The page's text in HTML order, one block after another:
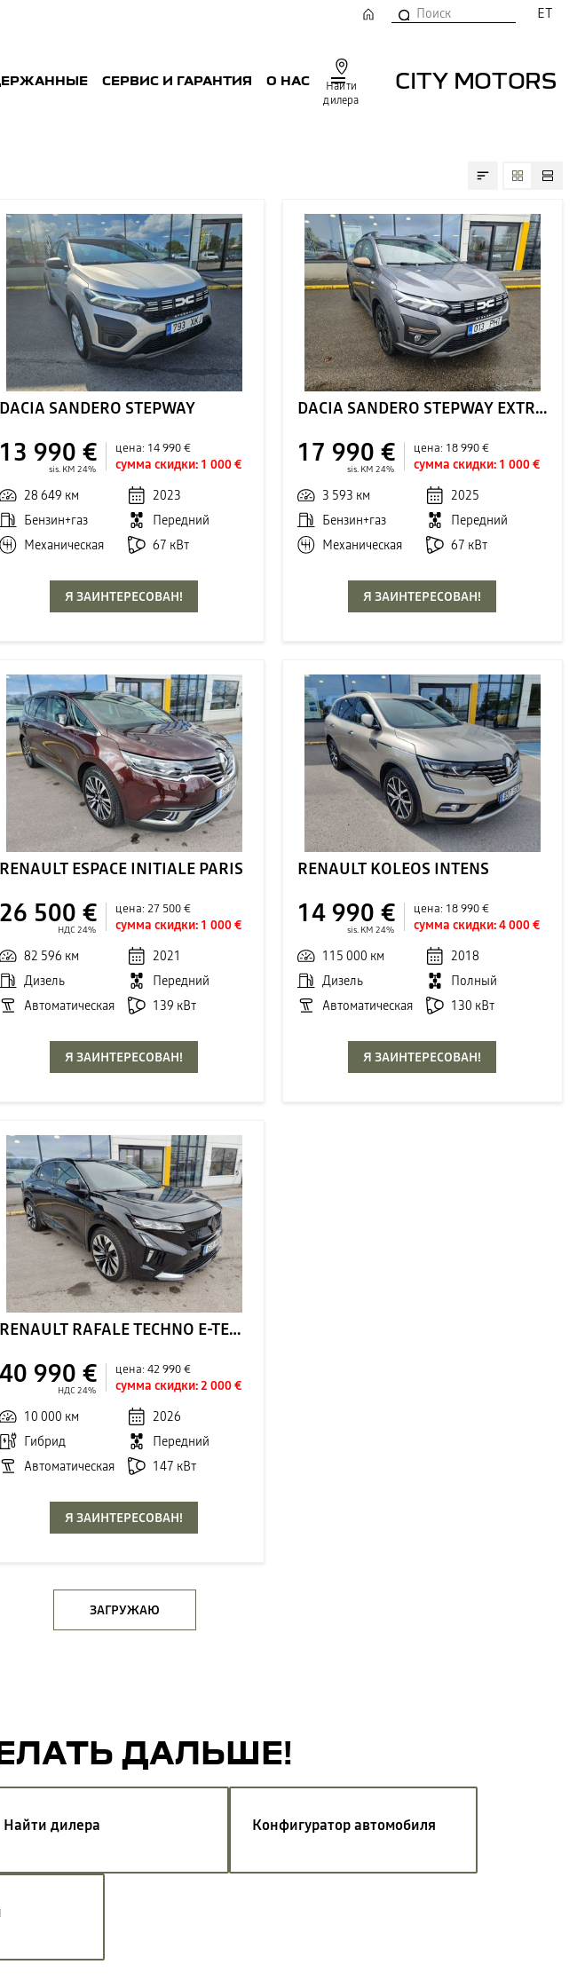
Найти
дилера
CITY MOTORS
СЕРВИС И ГАРАНТИЯ О НАС
ET
DACIA SANDERO STEPWAY
13 990 €
sis. KM 24%
цена: 14 990 €
сумма скидки: 1 000 €
28 649 км
2023
Бензин+газ
Передний
Механическая
67 кВт
Я ЗАИНТЕРЕСОВАН!
DACIA SANDERO STEPWAY EXTREME
17 990 €
sis. KM 24%
цена: 18 990 €
сумма скидки: 1 000 €
3 593 км
2025
Бензин+газ
Передний
Механическая
67 кВт
Я ЗАИНТЕРЕСОВАН!
RENAULT ESPACE INITIALE PARIS
26 500 €
НДС 24%
цена:27 500 €
сумма скидки: 1 000 €
82 596 км
2021
Дизель
Передний
Автоматическая
139 кВт
Я ЗАИНТЕРЕСОВАН!
RENAULT KOLEOS INTENS
14 990 €
sis. KM 24%
цена: 18 990 €
сумма скидки:4 000 €
115 000 км
2018
Дизель
Полный
Автоматическая
130 кВт
Я ЗАИНТЕРЕСОВАН!
RENAULT RAFALE TECHNO E-TECH HYBRID 200
40 990 €
НДС 24%
цена:42 990 €
сумма скидки:2 000 €
10 000 км
2026
Гибрид
Передний
Автоматическая
147 кВт
Я ЗАИНТЕРЕСОВАН!
ЗАГРУЖАЮ
ДАЛЬШЕ!
Найти дилера Конфигуратор автомобиля